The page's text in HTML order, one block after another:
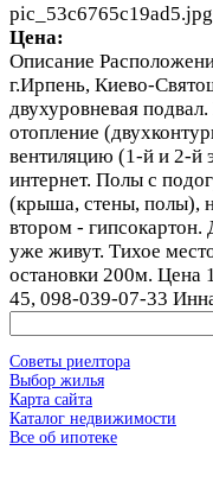
pic_53c6765c19ad5.jpg
Цена:
Описание
г.Ирпень, Киево-
двухуровневая
отопление
вентиляцию (1-й и 2-й
интернет. Полы с
(крыша, стены, полы),
втором - гипсокартон.
уже живут. Тихое
остановки 200м. Цена
45, 098-039-07-33
Советы риелтора
Выбор жилья
Карта сайта
Каталог недвижимости
Все об ипотеке